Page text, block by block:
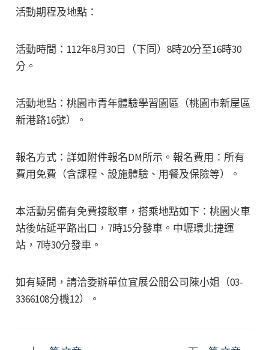
活動期程及地點：
活動時間：112年8月30日（下同）8時20分至16時30
分。
活動地點：桃園市青年體驗學習園區（桃園市新屋區
新港路16號）。
報名方式：詳如附件報名DM所示。報名費用：所有
費用免費（含課程、設施體驗、用餐及保險等）。
本活動另備有免費接駁車，搭乘地點如下：桃園火車
站後站延平路出口，7時15分發車。中壢環北捷運
站，7時30分發車。
如有疑問，請洽委辦單位宜展公關公司陳小姐（03-
3366108分機12）。